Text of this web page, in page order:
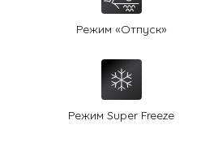
Режим «Отпуск»
Режим Super Freeze